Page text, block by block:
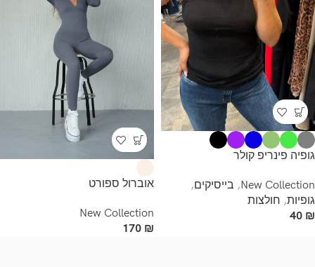
גופיה פינריפ קולר
New Collection
, בייסיקים,
גופיות, חולצות
40 ₪
אוברול ספורט
New Collection
170 ₪